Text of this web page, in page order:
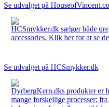
Se udvalget på
HCSmykker.dk sælger både
accessories. Klik her for at se
Se udvalget på HCSmykker.dk
DyrbergKern.dks produkter er
mange forskellige processer: